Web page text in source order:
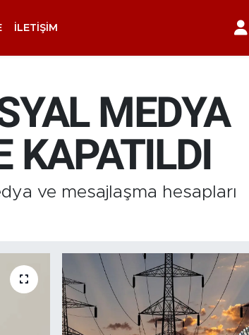
İLETIŞIM
MEDYA
KAPATILDI
ve mesajlaşma hesapları